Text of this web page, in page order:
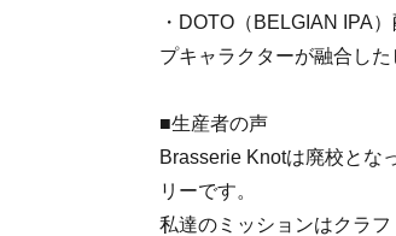
・DOTO（BELGIAN IPA
プキャラクターが融合し
■生産者の声
Brasserie Knotは廃校とな
リーです。
私達のミッションはクラフ